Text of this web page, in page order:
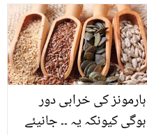
ہارمونز کی خرابی دور
ہوگی کیونکہ یہ ۔۔ جانیئے